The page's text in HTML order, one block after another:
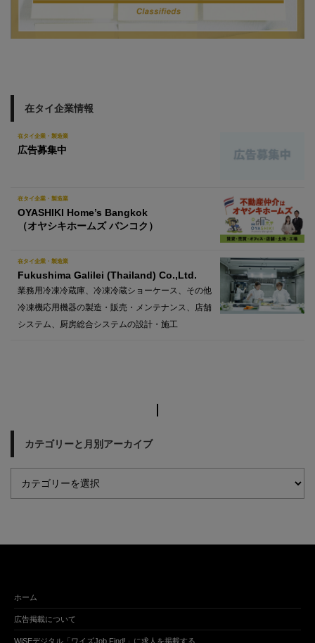
在タイ企業情報
在タイ企業・製造業
広告募集中
在タイ企業・製造業
OYASHIKI Home’s Bangkok
（オヤシキホームズ バンコク）
在タイ企業・製造業
Fukushima Galilei (Thailand) Co.,Ltd.
業務用冷凍冷蔵庫、冷凍冷蔵ショーケース、その他
冷凍機応用機器の製造・販売・メンテナンス、店舗
システム、厨房総合システムの設計・施工
カテゴリーと月別アーカイブ
ホーム
広告掲載について
WiSEデジタル「ワイズJob Find!」に求人を掲載する